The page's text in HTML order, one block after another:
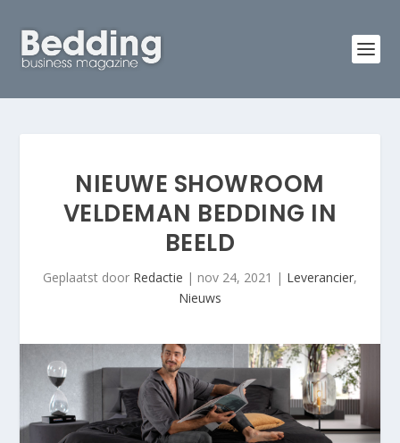
NIEUWE SHOWROOM
VELDEMAN BEDDING IN
BEELD
Geplaatst door Redactie | nov 24, 2021 | Leverancier,
Nieuws